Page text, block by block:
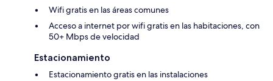
Wifi gratis en las áreas comunes
Acceso a internet por wifi gratis en las habitaciones, con
50+ Mbps de velocidad
Estacionamiento
Estacionamiento gratis en las instalaciones